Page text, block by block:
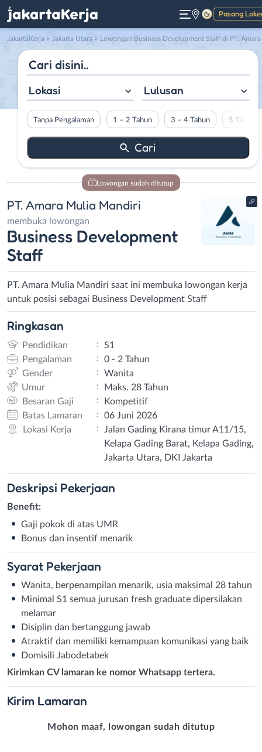
Pasang
Gelap
JakartaKerja > Jakarta Utara > Lowongan Business Development Staff di PT. Amara Mulia Mandiri
Lokasi Lulusan
Tanpa Pengalaman 1 – 2 Tahun 3 – 4 Tahun 5 Tahun
Lowongan sudah ditutup
PT. Amara Mulia Mandiri
membuka lowongan
Business Development
Staff
PT. Amara Mulia Mandiri saat ini membuka lowongan kerja
untuk posisi sebagai Business Development Staff
Ringkasan
Pendidikan :
S1
Pengalaman
:
0 - 2 Tahun
Gender
:
Wanita
Umur
:
Maks. 28 Tahun
Besaran Gaji
:
Kompetitif
Batas Lamaran
:
06 Juni 2026
Lokasi Kerja
:
Jalan Gading Kirana timur A11/15,
Kelapa Gading Barat, Kelapa Gading,
Jakarta Utara, DKI Jakarta
Deskripsi Pekerjaan
Benefit:
Gaji pokok di atas UMR
Bonus dan insentif menarik
Syarat Pekerjaan
Wanita, berpenampilan menarik, usia maksimal 28 tahun
Minimal S1 semua jurusan fresh graduate dipersilakan
melamar
Disiplin dan bertanggung jawab
Atraktif dan memiliki kemampuan komunikasi yang baik
Domisili Jabodetabek
Kirimkan CV lamaran ke nomor Whatsapp tertera.
Kirim Lamaran
Mohon maaf, lowongan sudah ditutup